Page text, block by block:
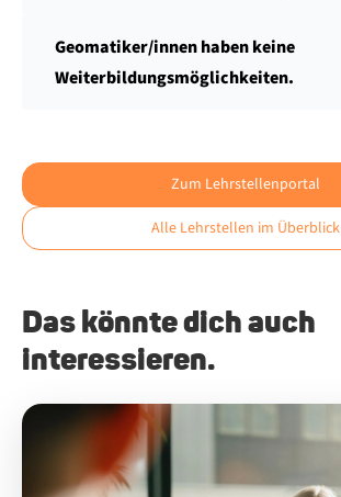
Geomatiker/innen haben keine
Weiterbildungsmöglichkeiten.
Zum Lehrstellenportal
Alle Lehrstellen im Überblick
Das könnte dich auch
interessieren.